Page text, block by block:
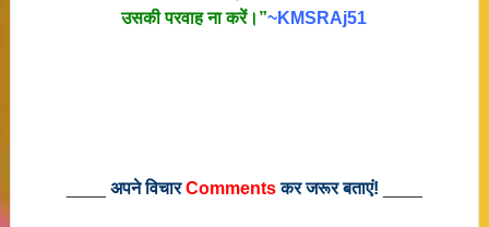
उसकी परवाह ना करें।”~KMSRAj51
अपने विचारCommentsकर जरूर बताएं!